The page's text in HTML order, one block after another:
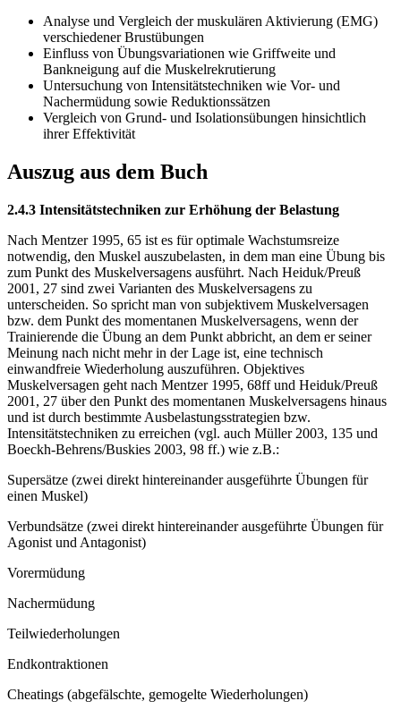
Analyse und Vergleich der muskulären Aktivierung (EMG)
verschiedener Brustübungen
Einfluss von Übungsvariationen wie Griffweite und
Bankneigung auf die Muskelrekrutierung
Untersuchung von Intensitätstechniken wie Vor- und
Nachermüdung sowie Reduktionssätzen
Vergleich von Grund- und Isolationsübungen hinsichtlich
ihrer Effektivität
Auszug aus dem Buch
2.4.3 Intensitätstechniken zur Erhöhung der Belastung
Nach Mentzer 1995, 65 ist es für optimale Wachstumsreize
notwendig, den Muskel auszubelasten, in dem man eine Übung bis
zum Punkt des Muskelversagens ausführt. Nach Heiduk/Preuß
2001, 27 sind zwei Varianten des Muskelversagens zu
unterscheiden. So spricht man von subjektivem Muskelversagen
bzw. dem Punkt des momentanen Muskelversagens, wenn der
Trainierende die Übung an dem Punkt abbricht, an dem er seiner
Meinung nach nicht mehr in der Lage ist, eine technisch
einwandfreie Wiederholung auszuführen. Objektives
Muskelversagen geht nach Mentzer 1995, 68ff und Heiduk/Preuß
2001, 27 über den Punkt des momentanen Muskelversagens hinaus
und ist durch bestimmte Ausbelastungsstrategien bzw.
Intensitätstechniken zu erreichen (vgl. auch Müller 2003, 135 und
Boeckh-Behrens/Buskies 2003, 98 ff.) wie z.B.:
Supersätze (zwei direkt hintereinander ausgeführte Übungen für
einen Muskel)
Verbundsätze (zwei direkt hintereinander ausgeführte Übungen für
Agonist und Antagonist)
Vorermüdung
Nachermüdung
Teilwiederholungen
Endkontraktionen
Cheatings (abgefälschte, gemogelte Wiederholungen)